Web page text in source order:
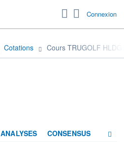
Connexion
Cotations Cours TRUGOLF HLDG
ANALYSES CONSENSUS